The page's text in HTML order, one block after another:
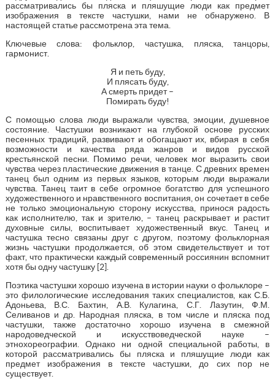
рассматривались бы пляска и пляшущие люди как предмет
изображения в тексте частушки, нами не обнаружено. В
настоящей статье рассмотрена эта тема.
Ключевые слова: фольклор, частушка, пляска, танцоры,
гармонист.
Я и петь буду,
И плясать буду,
А смерть придет –
Помирать буду!
С помощью слова люди выражали чувства, эмоции, душевное
состояние. Частушки возникают на глубокой основе русских
песенных традиций, развивают и обогащают их, вбирая в себя
возможности и качества ряда жанров и видов русской
крестьянской песни. Помимо речи, человек мог выразить свои
чувства через пластические движения в танце. С древних времен
танец был одним из первых языков, которым люди выражали
чувства. Танец таит в себе огромное богатство для успешного
художественного и нравственного воспитания, он сочетает в себе
не только эмоциональную сторону искусства, принося радость
как исполнителю, так и зрителю, – танец раскрывает и растит
духовные силы, воспитывает художественный вкус. Танец и
частушка тесно связаны друг с другом, поэтому фольклорная
жизнь частушки продолжается, об этом свидетельствует и тот
факт, что практически каждый современный россиянин вспомнит
хотя бы одну частушку [2].
Поэтика частушки хорошо изучена в истории науки о фольклоре –
это филологические исследования таких специалистов, как С.Б.
Адоньева, В.С. Бахтин, А.В. Кулагина, С.Г. Лазутин, Ф.М.
Селиванов и др. Народная пляска, в том числе и пляска под
частушки, также достаточно хорошо изучена в смежной
народоведческой и искусствоведческой науке –
этнохореографии. Однако ни одной специальной работы, в
которой рассматривались бы пляска и пляшущие люди как
предмет изображения в тексте частушки, до сих пор не
существует.